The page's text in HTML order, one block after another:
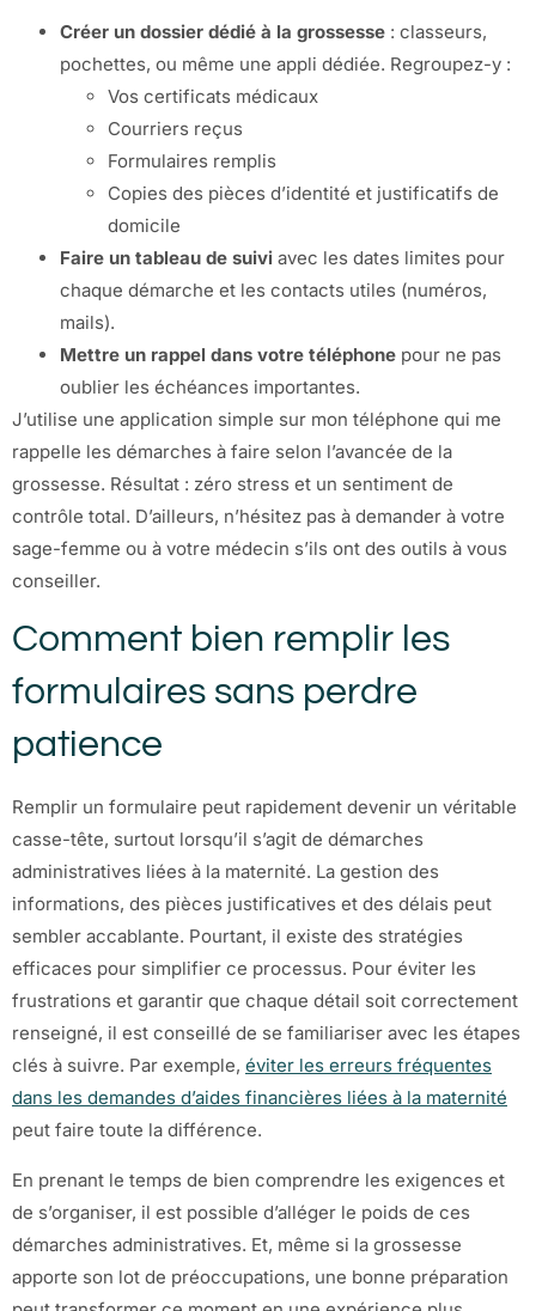
Créer un dossier dédié à la grossesse : classeurs,
pochettes, ou même une appli dédiée. Regroupez-y :
Vos certificats médicaux
Courriers reçus
Formulaires remplis
Copies des pièces d’identité et justificatifs de
domicile
Faire un tableau de suivi avec les dates limites pour
chaque démarche et les contacts utiles (numéros,
mails).
Mettre un rappel dans votre téléphone pour ne pas
oublier les échéances importantes.
J’utilise une application simple sur mon téléphone qui me
rappelle les démarches à faire selon l’avancée de la
grossesse. Résultat : zéro stress et un sentiment de
contrôle total. D’ailleurs, n’hésitez pas à demander à votre
sage-femme ou à votre médecin s’ils ont des outils à vous
conseiller.
Comment bien remplir les
formulaires sans perdre
patience
Remplir un formulaire peut rapidement devenir un véritable
casse-tête, surtout lorsqu’il s’agit de démarches
administratives liées à la maternité. La gestion des
informations, des pièces justificatives et des délais peut
sembler accablante. Pourtant, il existe des stratégies
efficaces pour simplifier ce processus. Pour éviter les
frustrations et garantir que chaque détail soit correctement
renseigné, il est conseillé de se familiariser avec les étapes
clés à suivre. Par exemple, éviter les erreurs fréquentes
dans les demandes d’aides financières liées à la maternité
peut faire toute la différence.
En prenant le temps de bien comprendre les exigences et
de s’organiser, il est possible d’alléger le poids de ces
démarches administratives. Et, même si la grossesse
apporte son lot de préoccupations, une bonne préparation